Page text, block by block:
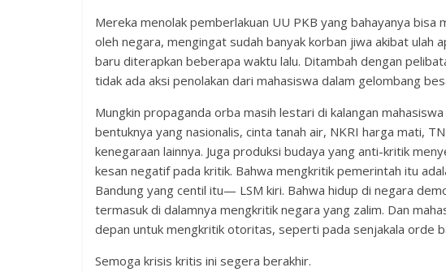
Mereka menolak pemberlakuan UU PKB yang bahayanya bisa
oleh negara, mengingat sudah banyak korban jiwa akibat
baru diterapkan beberapa waktu lalu. Ditambah dengan
tidak ada aksi penolakan dari mahasiswa dalam gelombang
Mungkin propaganda orba masih lestari di kalangan
bentuknya yang nasionalis, cinta tanah air, NKRI harga mati,
kenegaraan lainnya. Juga produksi budaya yang anti-kritik
kesan negatif pada kritik. Bahwa mengkritik pemerintah itu
Bandung yang centil itu— LSM kiri. Bahwa hidup di negara
termasuk di dalamnya mengkritik negara yang zalim. Dan
depan untuk mengkritik otoritas, seperti pada senjakala orde
Semoga krisis kritis ini segera berakhir.